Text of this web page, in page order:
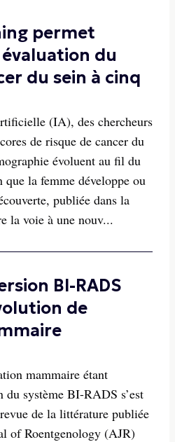
permet
du
du sein à cinq
(IA), des chercheurs
de risque de cancer du
évoluent au fil du
la femme développe ou
publiée dans la
la voie à une nouv...
BI-RADS
de
mammaire étant
système BI-RADS s’est
de la littérature publiée
of Roentgenology (AJR)